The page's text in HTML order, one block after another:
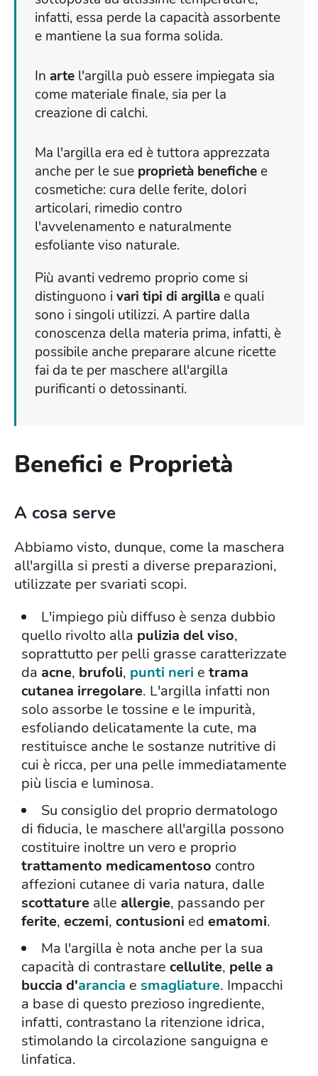
infatti, essa perde la capacità assorbente
e mantiene la sua forma solida.
In arte l'argilla può essere impiegata sia
come materiale finale, sia per la
creazione di calchi.
Ma l'argilla era ed è tuttora apprezzata
anche per le sue proprietà benefiche e
cosmetiche: cura delle ferite, dolori
articolari, rimedio contro
l'avvelenamento e naturalmente
esfoliante viso naturale.
Più avanti vedremo proprio come si
distinguono i vari tipi di argilla e quali
sono i singoli utilizzi. A partire dalla
conoscenza della materia prima, infatti, è
possibile anche preparare alcune ricette
fai da te per maschere all'argilla
purificanti o detossinanti.
Benefici e Proprietà
A cosa serve
Abbiamo visto, dunque, come la maschera
all'argilla si presti a diverse preparazioni,
utilizzate per svariati scopi.
L'impiego più diffuso è senza dubbio
quello rivolto alla pulizia del viso,
soprattutto per pelli grasse caratterizzate
da acne, brufoli, punti neri e trama
cutanea irregolare. L'argilla infatti non
solo assorbe le tossine e le impurità,
esfoliando delicatamente la cute, ma
restituisce anche le sostanze nutritive di
cui è ricca, per una pelle immediatamente
più liscia e luminosa.
Su consiglio del proprio dermatologo
di fiducia, le maschere all'argilla possono
costituire inoltre un vero e proprio
trattamento medicamentoso contro
affezioni cutanee di varia natura, dalle
scottature alle allergie, passando per
ferite, eczemi, contusioni ed ematomi.
Ma l'argilla è nota anche per la sua
capacità di contrastare cellulite, pelle a
buccia d'arancia e smagliature. Impacchi
a base di questo prezioso ingrediente,
infatti, contrastano la ritenzione idrica,
stimolando la circolazione sanguigna e
linfatica.